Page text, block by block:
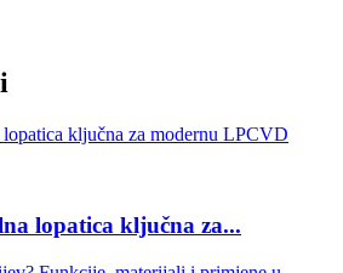
lopatica ključna za...